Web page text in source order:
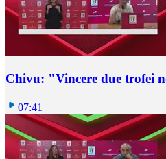
Chivu: "Vincere due trofei
07:41